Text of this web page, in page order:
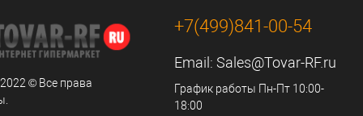
© Все права
+7(499)841-00-54
Email: Sales@Tovar-RF.ru
График работы Пн-Пт 10:00-
18:00